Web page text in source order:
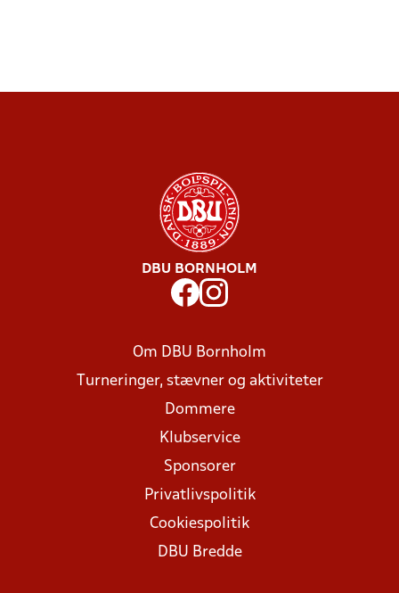
DBU BORNHOLM
Om DBU Bornholm
Turneringer, stævner og aktiviteter
Dommere
Klubservice
Sponsorer
Privatlivspolitik
Cookiespolitik
DBU Bredde